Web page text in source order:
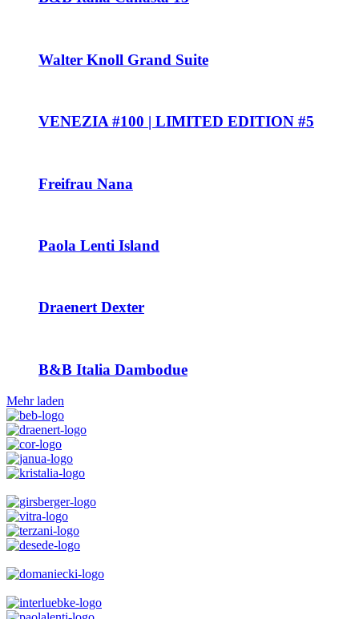
Walter Knoll Grand Suite
VENEZIA #100 | LIMITED EDITION #5
Freifrau Nana
Paola Lenti Island
Draenert Dexter
B&B Italia Dambodue
Mehr laden